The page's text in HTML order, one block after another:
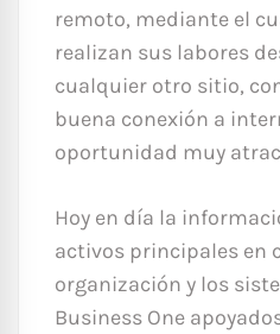
remoto, mediante el
realizan sus labores
cualquier otro sitio,
buena conexión a
oportunidad muy
Hoy en día la
activos principales en
organización y los
Business One